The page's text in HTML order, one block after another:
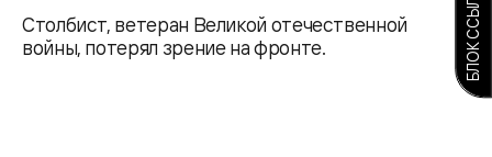
Столбист, ветеран Великой отечественной
войны, потерял зрение на фронте.